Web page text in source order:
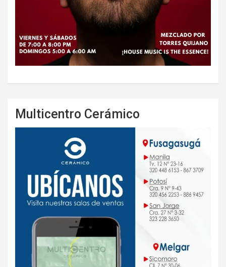
Multicentro Cerámico